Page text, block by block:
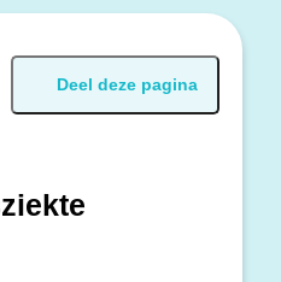
Deel deze pagina